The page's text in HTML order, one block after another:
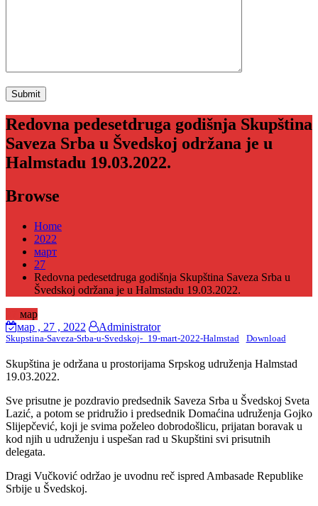
Redovna pedesetdruga godišnja Skupština
Saveza Srba u Švedskoj održana je u
Halmstadu 19.03.2022.
Browse
Home
2022
март
27
Redovna pedesetdruga godišnja Skupština Saveza Srba u
Švedskoj održana je u Halmstadu 19.03.2022.
мар
мар , 27 , 2022 Administrator
Skupstina-Saveza-Srba-u-Svedskoj-_19-mart-2022-Halmstad Download
Skupština je održana u prostorijama Srpskog udruženja Halmstad
19.03.2022.
Sve prisutne je pozdravio predsednik Saveza Srba u Švedskoj Sveta
Lazić, a potom se pridružio i predsednik Domaćina udruženja Gojko
Slijepčević, koji je svima poželeo dobrodošlicu, prijatan boravak u
kod njih u udruženju i uspešan rad u Skupštini svi prisutnih
delegata.
Dragi Vučković održao je uvodnu reč ispred Ambasade Republike
Srbije u Švedskoj.